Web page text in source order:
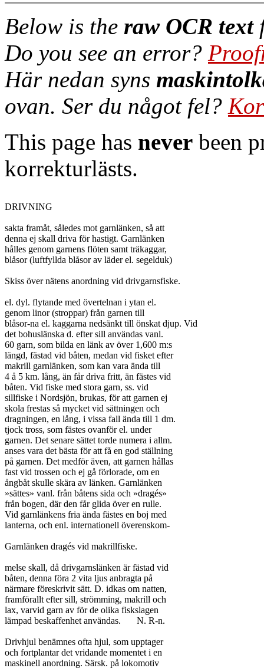
Below is the raw OCR text
Do you see an error?
Här nedan syns
ovan. Ser du något fel?
This page has never been
korrekturlästs.
DRIVNING
sakta framåt, således mot garnlänken, så att
denna ej skall driva för hastigt. Garnlänken
hålles genom garnens flöten samt träkaggar,
blåsor (luftfyllda blåsor av läder el. segelduk)
Skiss över nätens anordning vid drivgarnsfiske.
el. dyl. flytande med övertelnan i ytan el.
genom linor (stroppar) från garnen till
blåsor-na el. kaggarna nedsänkt till önskat djup. Vid
det bohuslänska d. efter sill användas vanl.
60 garn, som bilda en länk av över 1,600 m:s
längd, fästad vid båten, medan vid fisket efter
makrill garnlänken, som kan vara ända till
4 å 5 km. lång, än får driva fritt, än fästes vid
båten. Vid fiske med stora garn, ss. vid
sillfiske i Nordsjön, brukas, för att garnen ej
skola frestas så mycket vid sättningen och
dragningen, en lång, i vissa fall ända till 1 dm.
tjock tross, som fästes ovanför el. under
garnen. Det senare sättet torde numera i allm.
anses vara det bästa för att få en god ställning
på garnen. Det medför även, att garnen hållas
fast vid trossen och ej gå förlorade, om en
ångbåt skulle skära av länken. Garnlänken
»sättes» vanl. från båtens sida och »dragés»
från bogen, där den får glida över en rulle.
Vid garnlänkens fria ända fästes en boj med
lanterna, och enl. internationell överenskom-
Garnlänken dragés vid makrillfiske.
melse skall, då drivgarnslänken är fästad vid
båten, denna föra 2 vita ljus anbragta på
närmare föreskrivit sätt. D. idkas om natten,
framförallt efter sill, strömming, makrill och
lax, varvid garn av för de olika fiskslagen
lämpad beskaffenhet användas.	N. R-n.
Drivhjul benämnes ofta hjul, som upptager
och fortplantar det vridande momentet i en
maskinell anordning. Särsk. på lokomotiv